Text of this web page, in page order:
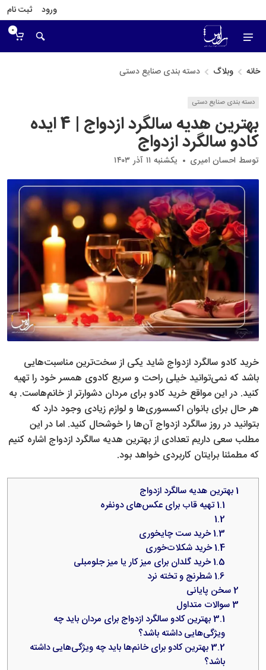
ورود ثبت نام
0
خانه وبلاگ دسته بندی صنایع دستی
دسته بندی صنایع دستی
بهترین هدیه سالگرد ازدواج | 4 ایده
کادو سالگرد ازدواج
توسط احسان امیری یکشنبه ۱۱ آذر ۱۴۰۳
خرید کادو سالگرد ازدواج شاید یکی از سخت‌ترین مناسبت‌هایی
باشد که نمی‌توانید خیلی راحت و سریع کادوی همسر خود را تهیه
کنید. در این مواقع خرید کادو برای مردان دشوارتر از خانم‌هاست. به
هر حال برای بانوان اکسسوری‌ها و لوازم زیادی وجود دارد که
بتوانید در روز سالگرد ازدواج آن‌ها را خوشحال کنید. اما در این
مطلب سعی داریم تعدادی از بهترین هدیه سالگرد ازدواج اشاره کنیم
که مطمئنا برایتان کاربردی خواهد بود.
1 بهترین هدیه سالگرد ازدواج
1.1تهیه قاب برای عکس‌های دونفره
1.2
1.3خرید ست چایخوری
1.4خرید شکلات‌خوری
1.5خرید گلدان برای میز کار یا میز جلومبلی
1.6 شطرنج و تخته نرد
2سخن پایانی
3سوالات متداول
3.1بهترین کادو سالگرد ازدواج برای مردان باید چه
ویژگی‌هایی داشته باشد؟
3.2بهترین کادو برای خانم‌ها باید چه ویژگی‌هایی داشته
باشد؟